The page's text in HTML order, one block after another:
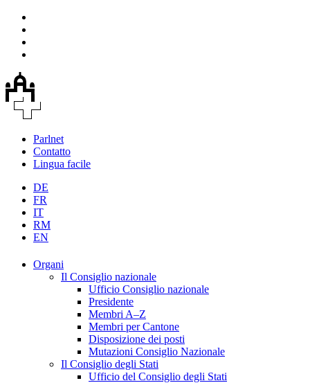
Parlnet
Contatto
Lingua facile
DE
FR
IT
RM
EN
Organi
Il Consiglio nazionale
Ufficio Consiglio nazionale
Presidente
Membri A–Z
Membri per Cantone
Disposizione dei posti
Mutazioni Consiglio Nazionale
Il Consiglio degli Stati
Ufficio del Consiglio degli Stati